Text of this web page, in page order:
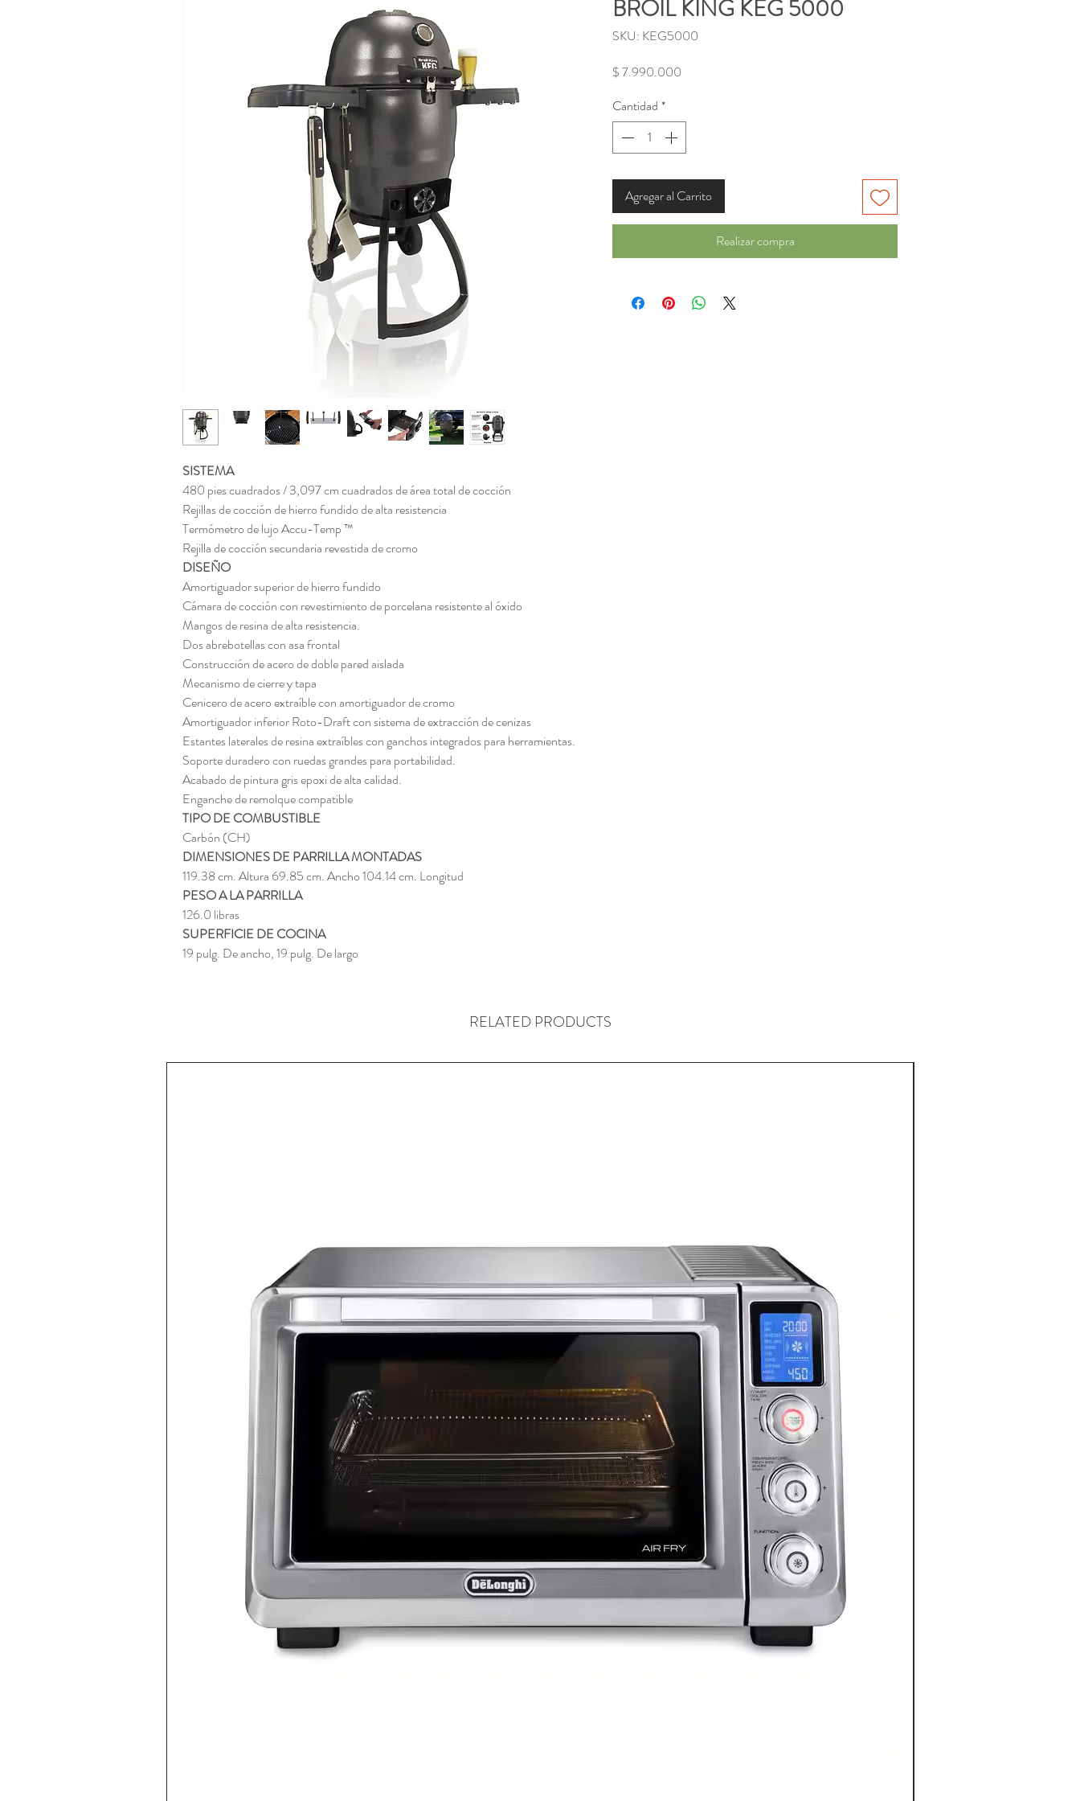
SISTEMA
480 pies cuadrados / 3,097 cm cuadrados de área total de cocción
Rejillas de cocción de hierro fundido de alta resistencia
Termómetro de lujo Accu-Temp ™
Rejilla de cocción secundaria revestida de cromo
DISEÑO
Amortiguador superior de hierro fundido
Cámara de cocción con revestimiento de porcelana resistente al óxido
Mangos de resina de alta resistencia.
Dos abrebotellas con asa frontal
Construcción de acero de doble pared aislada
Mecanismo de cierre y tapa
Cenicero de acero extraíble con amortiguador de cromo
Amortiguador inferior Roto-Draft con sistema de extracción de cenizas
Estantes laterales de resina extraíbles con ganchos integrados para herramientas.
Soporte duradero con ruedas grandes para portabilidad.
Acabado de pintura gris epoxi de alta calidad.
Enganche de remolque compatible
TIPO DE COMBUSTIBLE
Carbón (CH)
DIMENSIONES DE PARRILLA MONTADAS
119.38 cm. Altura 69.85 cm. Ancho 104.14 cm. Longitud
PESO A LA PARRILLA
126.0 libras
SUPERFICIE DE COCINA
19 pulg. De ancho, 19 pulg. De largo
BROIL KING KEG 5000
SKU: KEG5000
$ 7.990.000
Cantidad *
Agregar al Carrito
Realizar compra
RELATED PRODUCTS